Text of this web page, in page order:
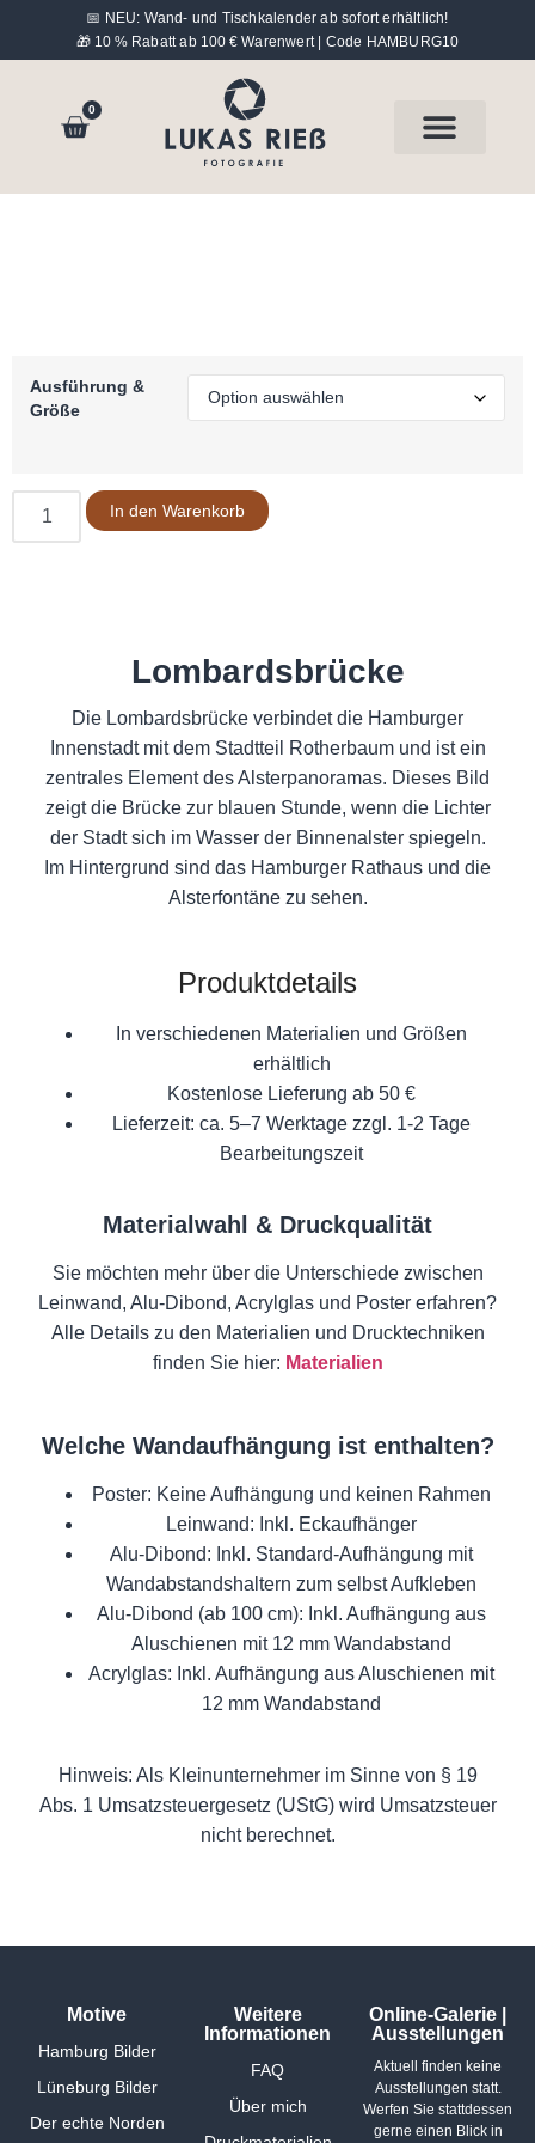
📅 NEU: Wand- und Tischkalender ab sofort erhältlich!
🎁 10 % Rabatt ab 100 € Warenwert | Code HAMBURG10
0
Lombardsbrücke
Die Lombardsbrücke verbindet die Hamburger
Innenstadt mit dem Stadtteil Rotherbaum und ist ein
zentrales Element des Alsterpanoramas. Dieses Bild
zeigt die Brücke zur blauen Stunde, wenn die Lichter
der Stadt sich im Wasser der Binnenalster spiegeln.
Im Hintergrund sind das Hamburger Rathaus und die
Alsterfontäne zu sehen.
Produktdetails
In verschiedenen Materialien und Größen
erhältlich
Kostenlose Lieferung ab 50 €
Lieferzeit: ca. 5–7 Werktage zzgl. 1-2 Tage
Bearbeitungszeit
Materialwahl & Druckqualität
Sie möchten mehr über die Unterschiede zwischen
Leinwand, Alu-Dibond, Acrylglas und Poster erfahren?
Alle Details zu den Materialien und Drucktechniken
finden Sie hier: Materialien
Welche Wandaufhängung ist enthalten?
Poster: Keine Aufhängung und keinen Rahmen
Leinwand: Inkl. Eckaufhänger
Alu-Dibond: Inkl. Standard-Aufhängung mit
Wandabstandshaltern zum selbst Aufkleben
Alu-Dibond (ab 100 cm): Inkl. Aufhängung aus
Aluschienen mit 12 mm Wandabstand
Acrylglas: Inkl. Aufhängung aus Aluschienen mit
12 mm Wandabstand
Hinweis: Als Kleinunternehmer im Sinne von § 19
Abs. 1 Umsatzsteuergesetz (UStG) wird Umsatzsteuer
nicht berechnet.
Ausführung &
Größe
In den Warenkorb
Motive
Hamburg Bilder
Lüneburg Bilder
Der echte Norden
Weitere
Informationen
FAQ
Über mich
Online-Galerie |
Ausstellungen
Aktuell finden keine
Ausstellungen statt.
Werfen Sie stattdessen
gerne einen Blick in